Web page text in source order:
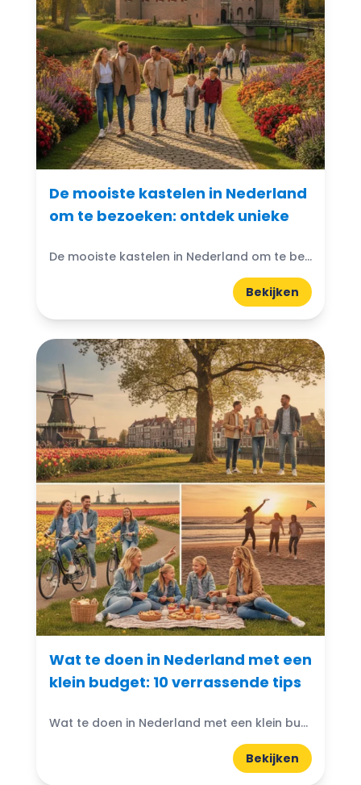
De mooiste kastelen in Nederland
om te bezoeken: ontdek unieke
De mooiste kastelen in Nederland om te bezoeken: Denk je ooit aan de magische wereld van kastelen? Nederland heeft prachtige kastelen die wachten om ontdekt te worden. Van imposante torens...
Bekijken
Wat te doen in Nederland met een
klein budget: 10 verrassende tips
Wat te doen in Nederland met een klein budget? Gelukkig zijn er volop budgetvriendelijke uitjes te vinden! Of je nu houdt van de natuur, cultuur of avontuur, er is altijd...
Bekijken